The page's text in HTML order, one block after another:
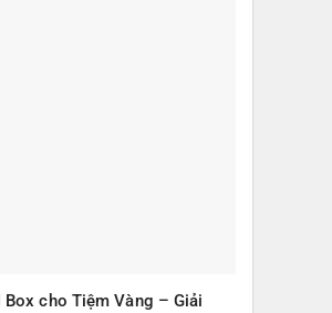
Box cho Tiệm Vàng – Giải